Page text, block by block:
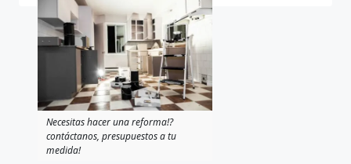
Necesitas hacer una reforma!?
contáctanos, presupuestos a tu
medida!